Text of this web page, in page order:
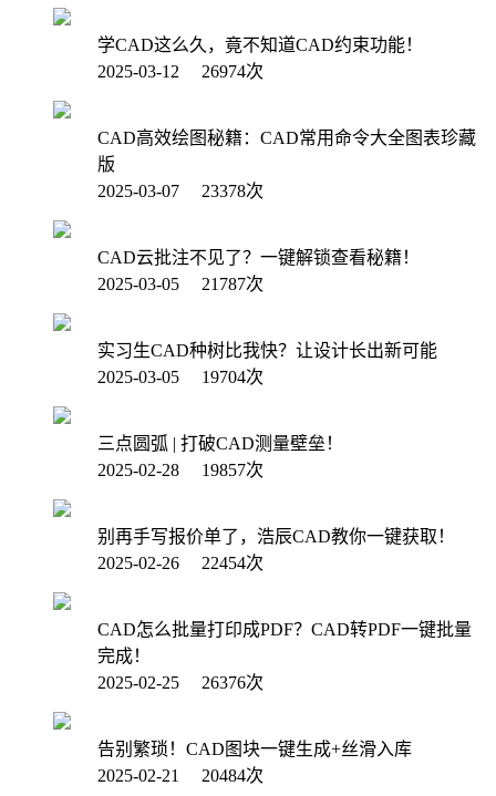
学CAD这么久，竟不知道CAD约束功能！
2025-03-12 26974次
CAD高效绘图秘籍：CAD常用命令大全图表珍藏
版
2025-03-07 23378次
CAD云批注不见了？一键解锁查看秘籍！
2025-03-05 21787次
实习生CAD种树比我快？让设计长出新可能
2025-03-05 19704次
三点圆弧 | 打破CAD测量壁垒！
2025-02-28 19857次
别再手写报价单了，浩辰CAD教你一键获取！
2025-02-26 22454次
CAD怎么批量打印成PDF？CAD转PDF一键批量
完成！
2025-02-25 26376次
告别繁琐！CAD图块一键生成+丝滑入库
2025-02-21 20484次